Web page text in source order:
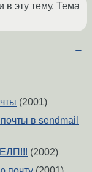
в эту тему. Тема
→
(2001)
в sendmail
(2002)